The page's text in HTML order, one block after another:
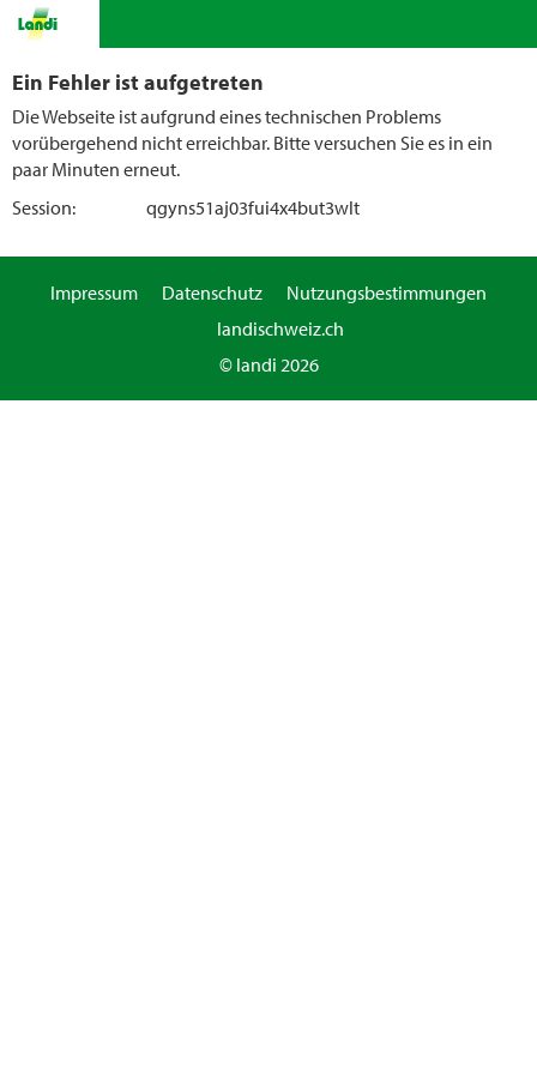
Ein Fehler ist aufgetreten
Die Webseite ist aufgrund eines technischen Problems
vorübergehend nicht erreichbar. Bitte versuchen Sie es in ein
paar Minuten erneut.
Session:
qgyns51aj03fui4x4but3wlt
Impressum Datenschutz
Nutzungsbestimmungen
landischweiz.ch
© landi 2026